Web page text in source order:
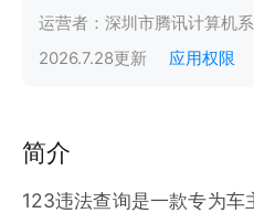
运营者： 深圳市腾讯计算机
2026.7.28更新 应用权限
简介
123违法查询是一款专为车